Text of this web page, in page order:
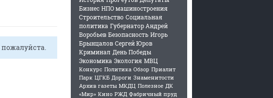
пожалуйста.
Бизнес НПО машиностроения
Строительство Социальная
политика Губернатор Андрей
Воробьев Безопасность Игорь
Брынцалов Сергей Юров
Криминал День Победы
Экономика Экология МВЦ
Конкурс Политика Обзор Приалит
Парк ЦГКБ Дороги Знаменитости
Архив газеты МКДЦ Полезное ДК
«Мир» Кино РЖД Фабричный пруд